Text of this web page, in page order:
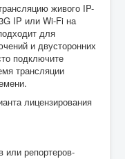
живого IP-
IP или Wi-Fi на
для
и двусторонних
подключите
трансляции
лицензирования
или репортеров-